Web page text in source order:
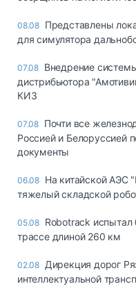
08.08 Представлены
для симулятора
07.08 Внедрение
дистрибьютора
КИЗ
07.08 Почти все
Россией и Белоруссией
документы
06.08 На китайской АЭС
тяжелый складской
05.08 Robotrack испытал
трассе длиной 260 км
02.08 Дирекция дорог
интеллектуальной